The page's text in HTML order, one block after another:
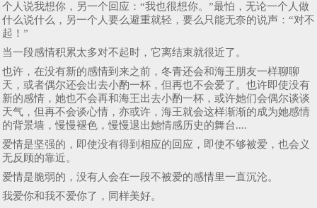
个人说我想你，另一个回应：“我也很想你。”最怕，无论一个人做
什么说什么，另一个人要么避重就轻，要么只能无奈的说声：“对不
起！”
当一段感情积累太多对不起时，它离结束就很近了。
也许，在没有新的感情到来之前，冬青还会和海王朋友一样聊聊
天，或者偶尔还会出去小酌一杯，但再也不会爱了。也许即使没有
新的感情，她也不会再和海王出去小酌一杯，或许她们会偶尔谈谈
天气，但再不会谈心情，亦或许，海王就会这样渐渐的成为她感情
的背景墙，慢慢褪色，慢慢退出她情感历史的舞台....
爱情是坚强的，即使没有得到相应的回应，即使不够被爱，也会义
无反顾的靠近。
爱情是脆弱的，没有人会在一段不被爱的感情里一直沉沦。
我爱你和我不爱你了，同样美好。